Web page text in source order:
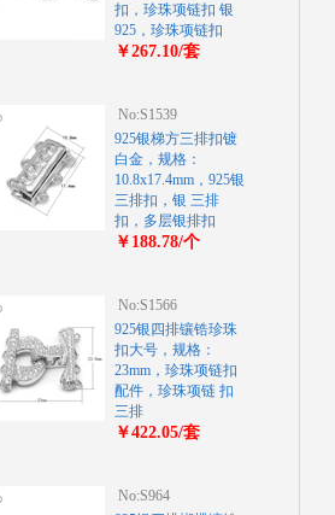
扣，珍珠项链扣 银
925，珍珠项链扣
￥267.10/套
No:S1539
925银梯方三排扣镀
白金，规格：
10.8x17.4mm，925银
三排扣，银 三排
扣，多层银排扣
￥188.78/个
No:S1566
925银四排镶锆珍珠
扣大号，规格：
23mm，珍珠项链扣
配件，珍珠项链 扣
三排
￥422.05/套
No:S964